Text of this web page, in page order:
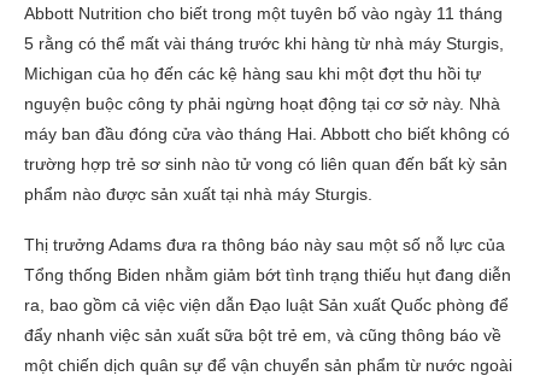
Abbott Nutrition cho biết trong một tuyên bố vào ngày 11 tháng
5 rằng có thể mất vài tháng trước khi hàng từ nhà máy Sturgis,
Michigan của họ đến các kệ hàng sau khi một đợt thu hồi tự
nguyện buộc công ty phải ngừng hoạt động tại cơ sở này. Nhà
máy ban đầu đóng cửa vào tháng Hai. Abbott cho biết không có
trường hợp trẻ sơ sinh nào tử vong có liên quan đến bất kỳ sản
phẩm nào được sản xuất tại nhà máy Sturgis.
Thị trưởng Adams đưa ra thông báo này sau một số nỗ lực của
Tổng thống Biden nhằm giảm bớt tình trạng thiếu hụt đang diễn
ra, bao gồm cả việc viện dẫn Đạo luật Sản xuất Quốc phòng để
đẩy nhanh việc sản xuất sữa bột trẻ em, và cũng thông báo về
một chiến dịch quân sự để vận chuyển sản phẩm từ nước ngoài